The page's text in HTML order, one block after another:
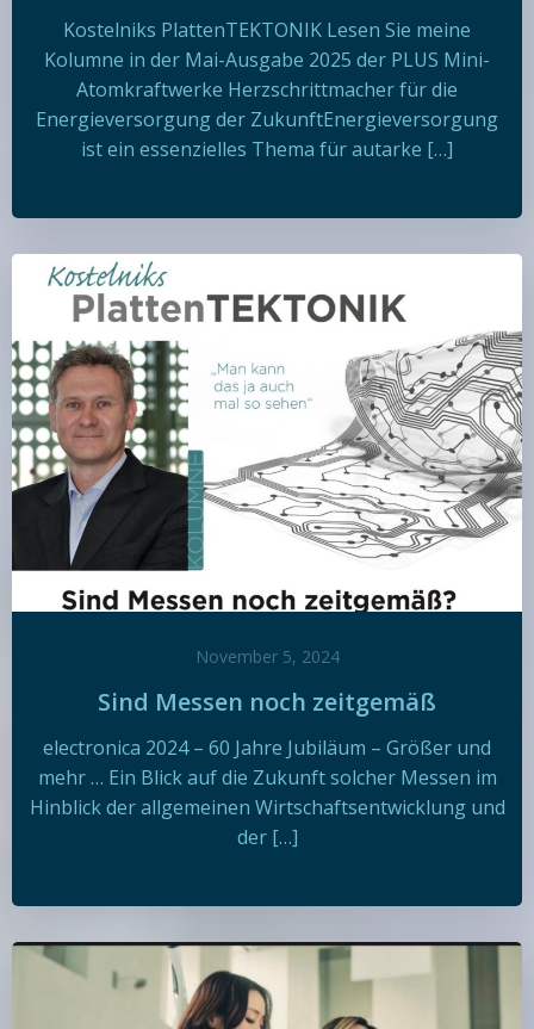
Kostelniks PlattenTEKTONIK Lesen Sie meine
Kolumne in der Mai-Ausgabe 2025 der PLUS Mini-
Atomkraftwerke Herzschrittmacher für die
Energieversorgung der ZukunftEnergieversorgung
ist ein essenzielles Thema für autarke […]
November 5, 2024
Sind Messen noch zeitgemäß
electronica 2024 – 60 Jahre Jubiläum – Größer und
mehr … Ein Blick auf die Zukunft solcher Messen im
Hinblick der allgemeinen Wirtschaftsentwicklung und
der […]